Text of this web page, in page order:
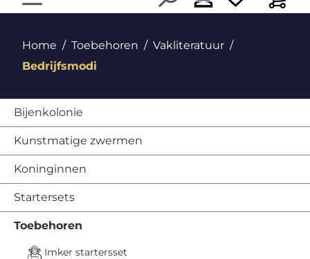
Home Toebehoren
Vakliteratuur
Bedrijfsmodi
Bijenkolonie
Kunstmatige zwermen
Koninginnen
Startersets
Toebehoren
Imker startersset